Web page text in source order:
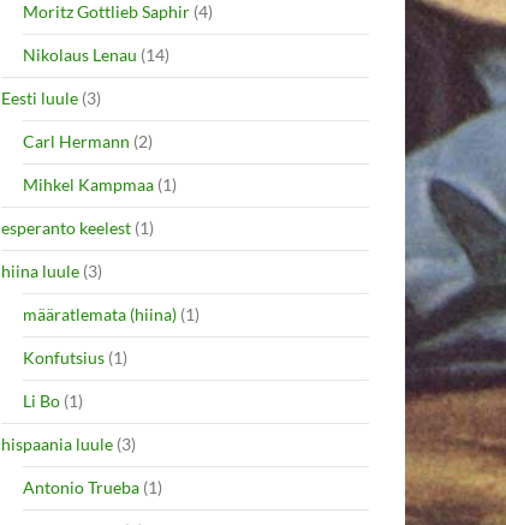
Moritz Gottlieb Saphir (4)
Nikolaus Lenau (14)
Eesti luule (3)
Carl Hermann (2)
Mihkel Kampmaa (1)
esperanto keelest (1)
hiina luule (3)
määratlemata (hiina) (1)
Konfutsius (1)
Li Bo (1)
hispaania luule (3)
Antonio Trueba (1)